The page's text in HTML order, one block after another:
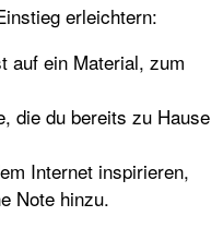
erleichtern:
auf ein Material, zum
die du bereits zu Hause
Internet inspirieren,
Note hinzu.